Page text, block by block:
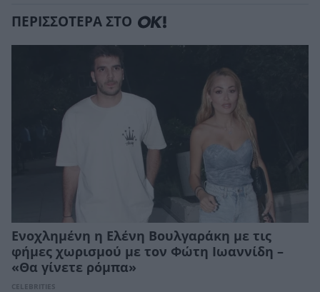
ΠΕΡΙΣΣΟΤΕΡΑ ΣΤΟ
Ενοχλημένη η Ελένη Βουλγαράκη με τις
φήμες χωρισμού με τον Φώτη Ιωαννίδη –
«Θα γίνετε ρόμπα»
CELEBRITIES